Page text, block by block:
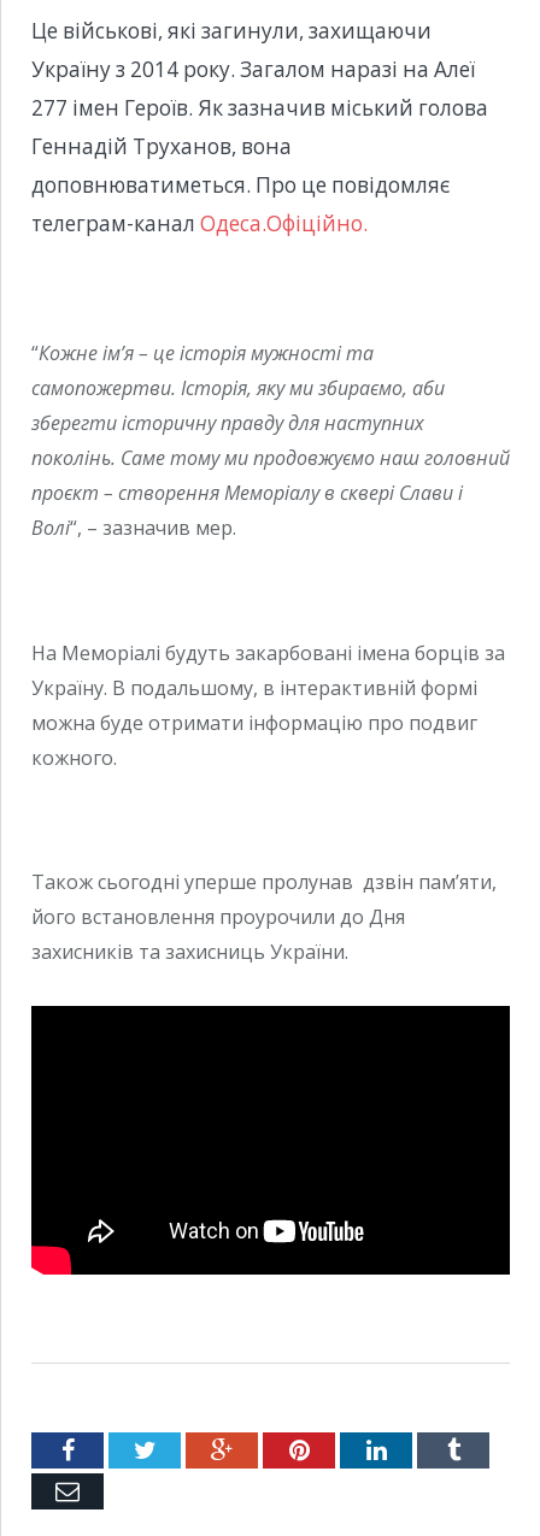
Це військові, які загинули, захищаючи
Україну з 2014 року. Загалом наразі на Алеї
277 імен Героїв. Як зазначив міський голова
Геннадій Труханов, вона
доповнюватиметься. Про це повідомляє
телеграм-канал Одеса.Офіційно.
“Кожне ім’я – це історія мужності та
самопожертви. Історія, яку ми збираємо, аби
зберегти історичну правду для наступних
поколінь. Саме тому ми продовжуємо наш головний
проєкт – створення Меморіалу в сквері Слави і
Волі“, – зазначив мер.
На Меморіалі будуть закарбовані імена борців за
Україну. В подальшому, в інтерактивній формі
можна буде отримати інформацію про подвиг
кожного.
Також сьогодні уперше пролунав дзвін пам’яти,
його встановлення проурочили до Дня
захисників та захисниць України.
FacebookTwitter Google+PinterestLinkedInTumblr
Емейл